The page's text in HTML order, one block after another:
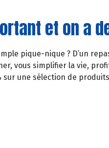
et on a
pique-nique ? D’un
vous simplifier la vie,
sur une sélection de